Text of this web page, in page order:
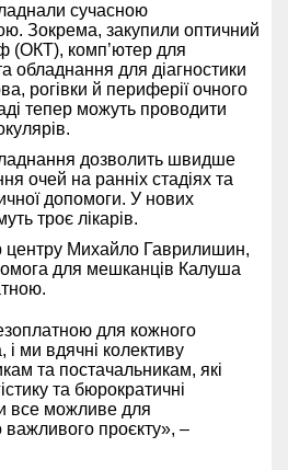
сучасною
Зокрема, закупили оптичний
(ОКТ), комп’ютер для
обладнання для діагностики
рогівки й периферії очного
тепер можуть проводити
дозволить швидше
очей на ранніх стадіях та
допомоги. У нових
троє лікарів.
центру Михайло Гаврилишин,
для мешканців Калуша
для кожного
ми вдячні колективу
та постачальникам, які
та бюрократичні
все можливе для
проєкту», –